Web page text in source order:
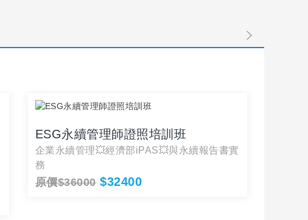
ESG永續管理師證照培訓班
企業永續管理💥經濟部iPAS💥與永續報告書實
務
原價$36000$32400